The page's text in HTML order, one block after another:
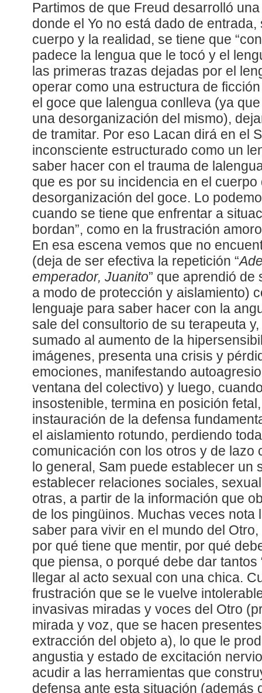
Partimos de que Freud desarrolló
donde el Yo no está dado de
cuerpo y la realidad, se tiene que
padece la lengua que le tocó y el
las primeras trazas dejadas por el
operar como una estructura de
el goce que lalengua conlleva (ya
una desorganización del mismo),
de tramitar. Por eso Lacan dirá en el
inconsciente estructurado como un
saber hacer con el trauma de
que es por su incidencia en el cuerpo
desorganización del goce. Lo
cuando se tiene que enfrentar a
bordan”, como en la frustración
En esa escena vemos que no
(deja de ser efectiva la repetición “
emperador, Juanito” que aprendió de
a modo de protección y aislamiento)
lenguaje para saber hacer con la
sale del consultorio de su terapeuta
sumado al aumento de la
imágenes, presenta una crisis y
emociones, manifestando
ventana del colectivo) y luego,
insostenible, termina en posición
instauración de la defensa
el aislamiento rotundo, perdiendo
comunicación con los otros y de lazo
lo general, Sam puede establecer un
establecer relaciones sociales,
otras, a partir de la información que
de los pingüinos. Muchas veces nota
saber para vivir en el mundo del
por qué tiene que mentir, por qué
que piensa, o porqué debe dar tantos
llegar al acto sexual con una chica.
frustración que se le vuelve
invasivas miradas y voces del Otro
mirada y voz, que se hacen
extracción del objeto a), lo que le
angustia y estado de excitación
acudir a las herramientas que
defensa ante esta situación (además